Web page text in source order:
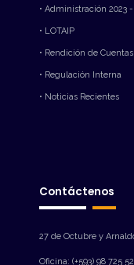
• Administración 2023
• LOTAIP
• Rendición de Cuentas
• Regulación Interna
• Noticias Recientes
Contáctenos
27 de Octubre y
Oficina: (+593) 98 725